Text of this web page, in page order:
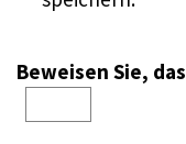
Beweisen Sie,